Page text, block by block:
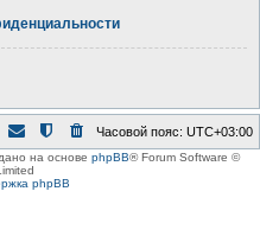
Часовой пояс: UTC+03:00
на основе phpBB® Forum Software ©
phpBB